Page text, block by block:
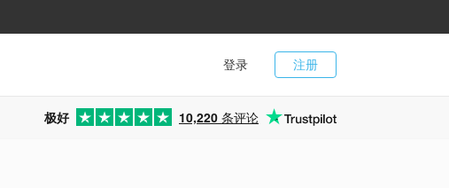
注册
登录
极好 10,220 条评论